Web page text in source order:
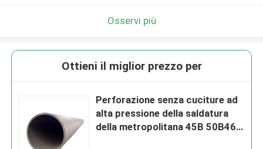
Osservi più
Ottieni il miglior prezzo per
Perforazione senza cuciture ad
alta pressione della saldatura
della metropolitana 45B 50B46